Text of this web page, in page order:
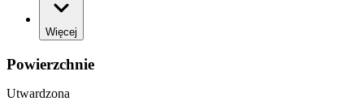
Więcej
Powierzchnie
Utwardzona